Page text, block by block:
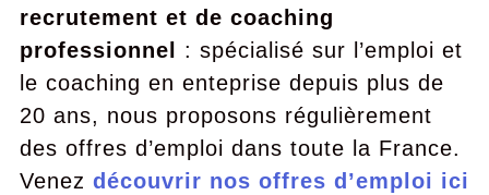
recrutement et de coaching
professionnel
: spécialisé sur l’emploi et
le coaching en enteprise depuis plus de
20 ans, nous proposons régulièrement
des offres d’emploi dans toute la France.
Venez découvrir nos offres d’emploi ici